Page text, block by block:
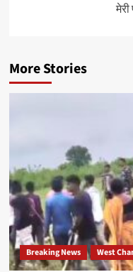
मेरी
More Stories
Breaking News West